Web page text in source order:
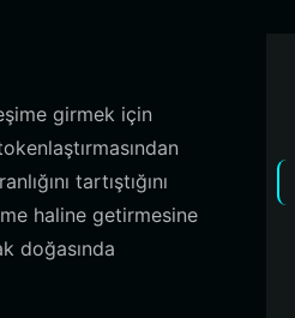
girmek için
tartıştığını
haline getirmesine
doğasında